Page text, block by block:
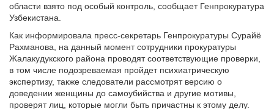
области взято под особый контроль, сообщает Генпрокуратура
Узбекистана.
Как информировала пресс-секретарь Генпрокуратуры Сурайё
Рахманова, на данный момент сотрудники прокуратуры
Жалакудукского района проводят соответствующие проверки,
в том числе подозреваемая пройдет психиатрическую
экспертизу, также следователи рассмотрят версию о
доведении женщины до самоубийства и другие мотивы,
проверят лиц, которые могли быть причастны к этому делу.